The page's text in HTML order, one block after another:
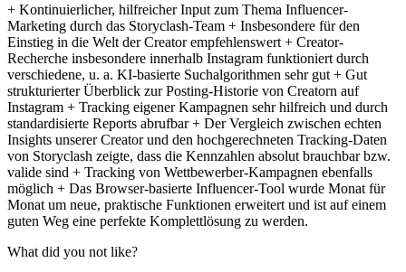
+ Kontinuierlicher, hilfreicher Input zum Thema Influencer-
Marketing durch das Storyclash-Team + Insbesondere für den
Einstieg in die Welt der Creator empfehlenswert + Creator-
Recherche insbesondere innerhalb Instagram funktioniert durch
verschiedene, u. a. KI-basierte Suchalgorithmen sehr gut + Gut
strukturierter Überblick zur Posting-Historie von Creatorn auf
Instagram + Tracking eigener Kampagnen sehr hilfreich und durch
standardisierte Reports abrufbar + Der Vergleich zwischen echten
Insights unserer Creator und den hochgerechneten Tracking-Daten
von Storyclash zeigte, dass die Kennzahlen absolut brauchbar bzw.
valide sind + Tracking von Wettbewerber-Kampagnen ebenfalls
möglich + Das Browser-basierte Influencer-Tool wurde Monat für
Monat um neue, praktische Funktionen erweitert und ist auf einem
guten Weg eine perfekte Komplettlösung zu werden.
What did you not like?